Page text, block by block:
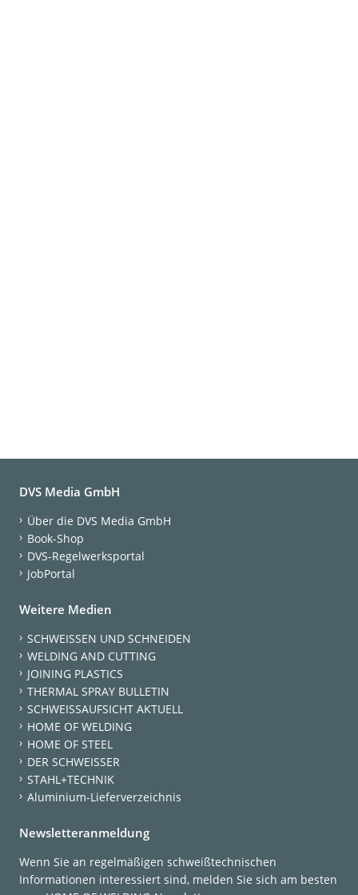
DVS Media GmbH
Über die DVS Media GmbH
Book-Shop
DVS-Regelwerksportal
JobPortal
Weitere Medien
SCHWEISSEN UND SCHNEIDEN
WELDING AND CUTTING
JOINING PLASTICS
THERMAL SPRAY BULLETIN
SCHWEISSAUFSICHT AKTUELL
HOME OF WELDING
HOME OF STEEL
DER SCHWEISSER
STAHL+TECHNIK
Aluminium-Lieferverzeichnis
Newsletteranmeldung
Wenn Sie an regelmäßigen schweißtechnischen
Informationen interessiert sind, melden Sie sich am besten